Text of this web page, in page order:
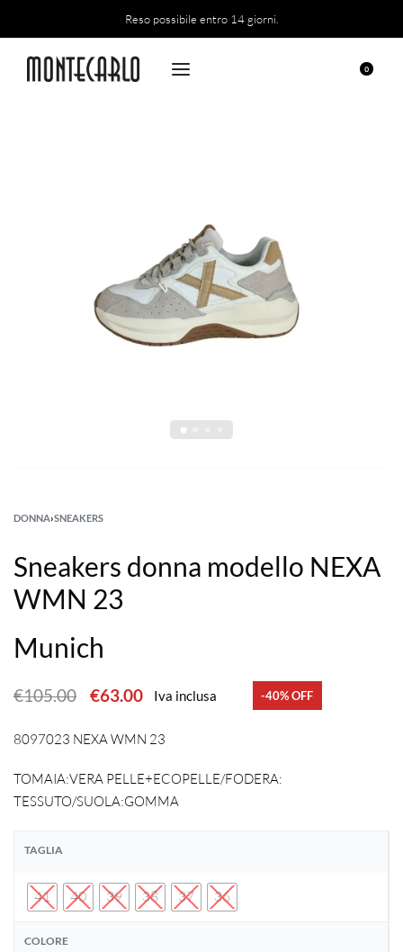
Reso possibile entro 14 giorni.
0
DONNA›SNEAKERS
Sneakers donna modello NEXA
WMN 23
Munich
€105.00 €63.00 Iva inclusa -40% OFF
8097023 NEXA WMN 23
TOMAIA:VERA PELLE+ECOPELLE/FODERA:
TESSUTO/SUOLA:GOMMA
TAGLIA
41 40 39 38 37 36
COLORE